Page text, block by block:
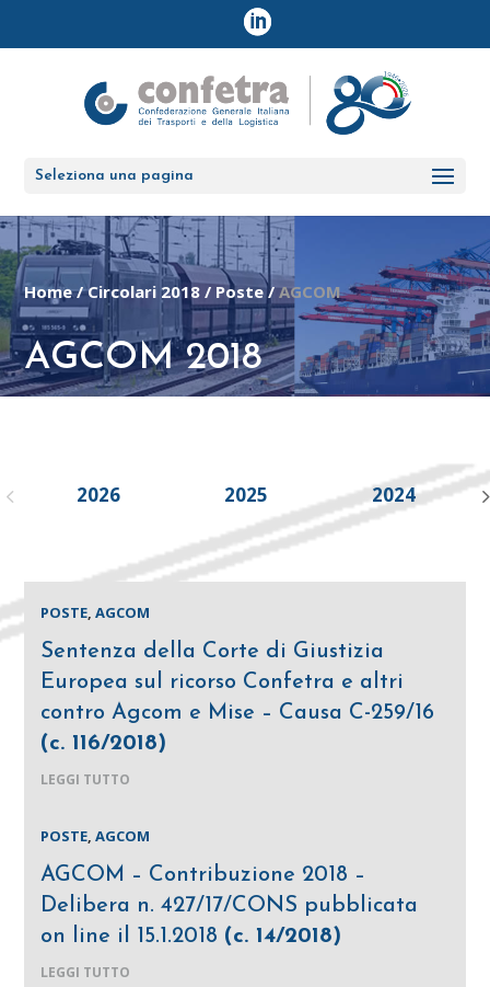
Seleziona una pagina
Home/Circolari 2018 / Poste/AGCOM
AGCOM 2018
2026 2025 2024
POSTE,AGCOM
Sentenza della Corte di Giustizia
Europea sul ricorso Confetra e altri
contro Agcom e Mise – Causa C-259/16
(c. 116/2018)
LEGGI TUTTO
POSTE,AGCOM
AGCOM – Contribuzione 2018 –
Delibera n. 427/17/CONS pubblicata
on line il 15.1.2018 (c. 14/2018)
LEGGI TUTTO